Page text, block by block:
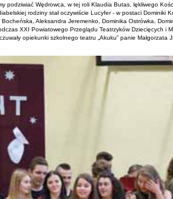
podziwiać Wędrowca, w tej roli Klaudia Butas, lękliwego
rodziny stał oczywiście Lucyfer - w postaci Dominiki
Aleksandra Jeremenko, Dominika Ostrówka,
XXI Powiatowego Przeglądu Teatrzyków Dziecięcych i
opiekunki szkolnego teatru „Akuku” panie Małgorzata